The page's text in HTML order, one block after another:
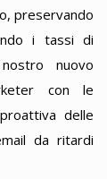
preservando
i tassi di
nuovo
con le
delle
da ritardi